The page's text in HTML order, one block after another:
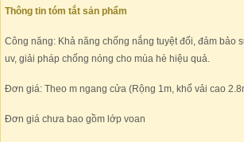
Thông tin tóm tắt sản phẩm
Công năng: Khả năng chống nắng tuyệt đối, đảm bảo
uv, giải pháp chống nóng cho mùa hè hiệu quả.
Đơn giá: Theo m ngang cửa (Rộng 1m, khổ vải cao
Đơn giá chưa bao gồm lớp voan